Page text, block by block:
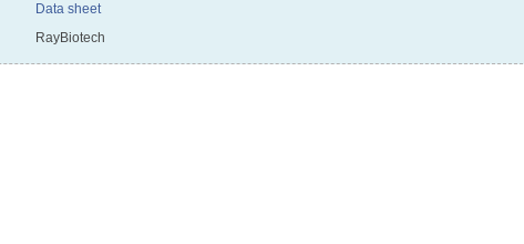
Data sheet
RayBiotech